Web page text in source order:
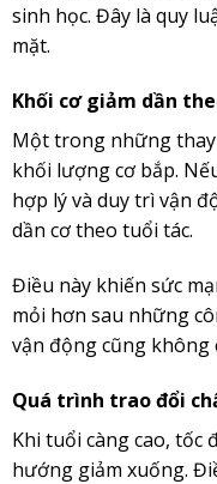
sinh học. Đây là quy
mặt.
Khối cơ giảm dần
Một trong những
khối lượng cơ bắp.
hợp lý và duy trì vận
dần cơ theo tuổi tác.
Điều này khiến sức
mỏi hơn sau những
vận động cũng
Quá trình trao đổi
Khi tuổi càng cao, tốc
hướng giảm xuống.